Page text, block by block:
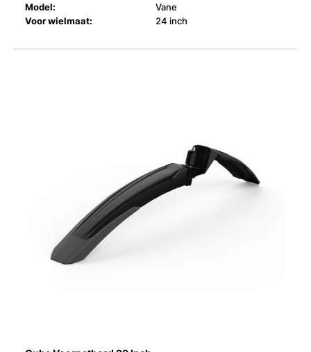
Model:
Vane
Voor wielmaat:
24 inch